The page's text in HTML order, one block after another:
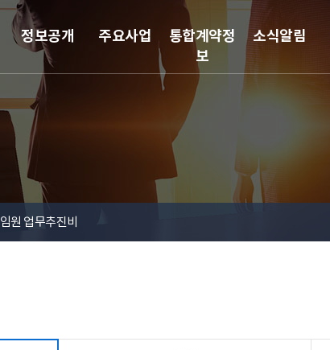
정보공개 주요사업
통합계약정
보
소식알림
임원 업무추진비